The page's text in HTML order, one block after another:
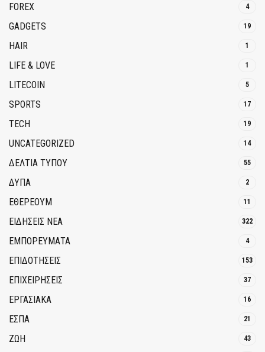
FOREX 4
GADGETS 19
HAIR 1
LIFE & LOVE 1
LITECOIN 5
SPORTS 17
TECH 19
UNCATEGORIZED 14
ΔΕΛΤΙΑ ΤΥΠΟΥ 55
ΔΥΠΑ 2
ΕΘΈΡΕΟΥΜ 11
ΕΙΔΗΣΕΙΣ ΝΕΑ 322
ΕΜΠΟΡΕΥΜΑΤΑ 4
ΕΠΙΔΟΤΗΣΕΙΣ 153
ΕΠΙΧΕΙΡΗΣΕΙΣ 37
ΕΡΓΑΣΙΑΚΑ 16
ΕΣΠΑ 21
ΖΩΗ 43